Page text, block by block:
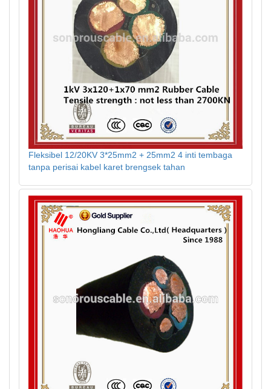
Fleksibel 12/20KV 3*25mm2 + 25mm2 4 inti tembaga
tanpa perisai kabel karet brengsek tahan